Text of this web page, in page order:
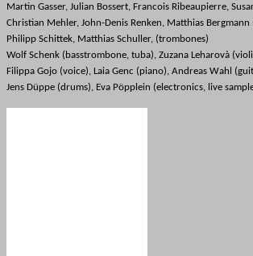
Martin Gasser, Julian Bossert, Francois Ribeaupierre,
Christian Mehler, John-Denis Renken, Matthias Bergmann
Philipp Schittek, Matthias Schuller, (trombones)
Wolf Schenk (basstrombone, tuba), Zuzana Leharovà
Filippa Gojo (voice), Laia Genc (piano), Andreas Wahl
Jens Düppe (drums), Eva Pöpplein (electronics, live